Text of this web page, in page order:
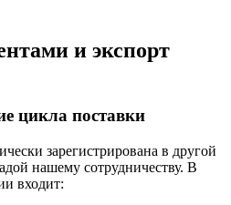
и экспорт
цикла поставки
зарегистрирована в другой
нашему сотрудничеству. В
входит: